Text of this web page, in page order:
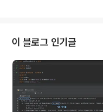
결코 설계자의 의도를 숨기지
로 가득하다. OTI 창립자이자 이
이 블로그 인기글